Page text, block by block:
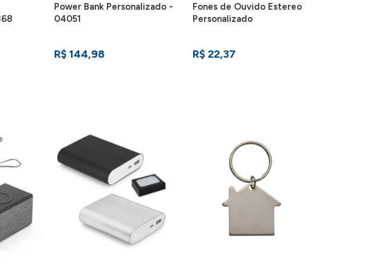
Power Bank Personalizado -
04051
R$ 144,98
Fones de Ouvido Estereo
Personalizado
R$ 22,37